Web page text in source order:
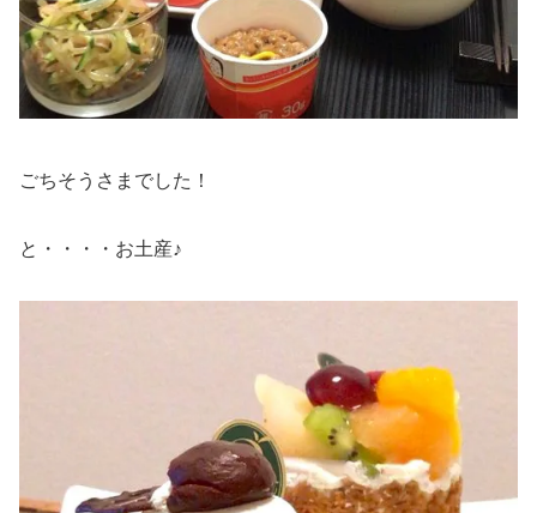
ごちそうさまでした！
と・・・・お土産♪